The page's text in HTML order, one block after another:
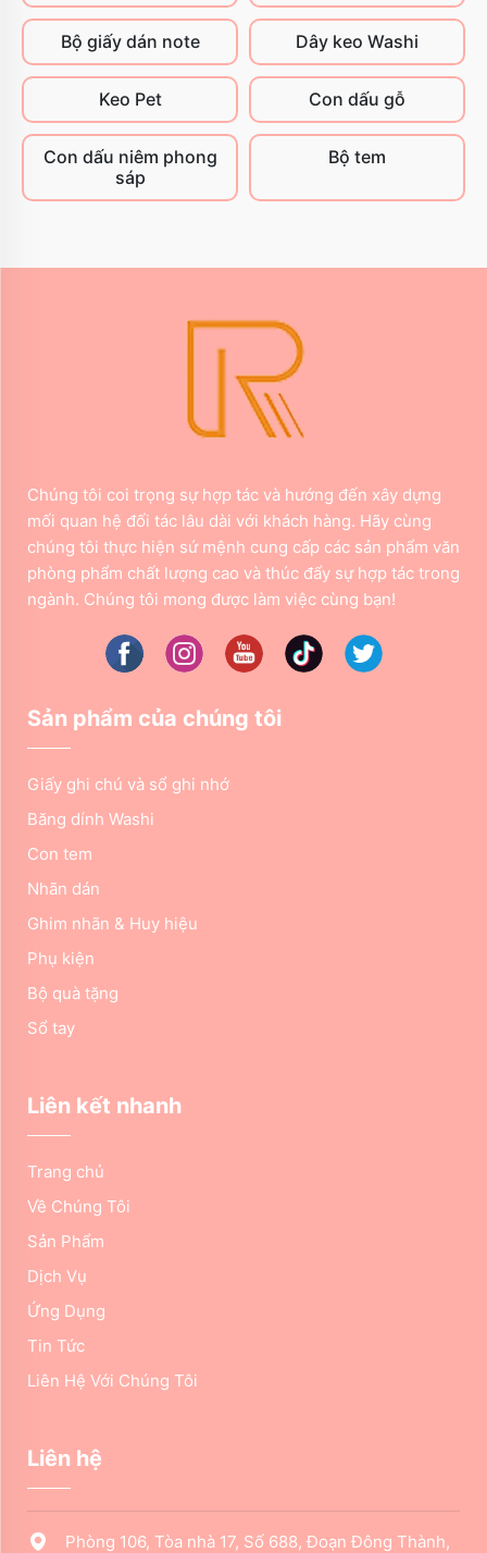
Bộ giấy dán note Dây keo Washi
Keo Pet Con dấu gỗ
Con dấu niêm phong
sáp
Bộ tem
Chúng tôi coi trọng sự hợp tác và hướng đến xây dựng
mối quan hệ đối tác lâu dài với khách hàng. Hãy cùng
chúng tôi thực hiện sứ mệnh cung cấp các sản phẩm văn
phòng phẩm chất lượng cao và thúc đẩy sự hợp tác trong
ngành. Chúng tôi mong được làm việc cùng bạn!
Sản phẩm của chúng tôi
Giấy ghi chú và sổ ghi nhớ
Băng dính Washi
Con tem
Nhãn dán
Ghim nhãn & Huy hiệu
Phụ kiện
Bộ quà tặng
Sổ tay
Liên kết nhanh
Trang chủ
Về Chúng Tôi
Sản Phẩm
Dịch Vụ
Ứng Dụng
Tin Tức
Liên Hệ Với Chúng Tôi
Liên hệ
Phòng 106, Tòa nhà 17, Số 688, Đoạn Đông Thành,